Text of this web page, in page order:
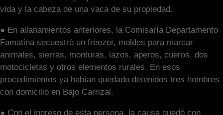
vida y la cabeza de una vaca de su propiedad.
● En allanamientos anteriores, la Comisaría Departamento
Famatina secuestró un freezer, moldes para marcar
animales, sierras, monturas, lazos, aperos, cueros, dos
motocicletas y otros elementos rurales. En esos
procedimientos ya habían quedado detenidos tres hombres
con domicilio en Bajo Carrizal.
● Con el ingreso de esta persona, la causa quedó con